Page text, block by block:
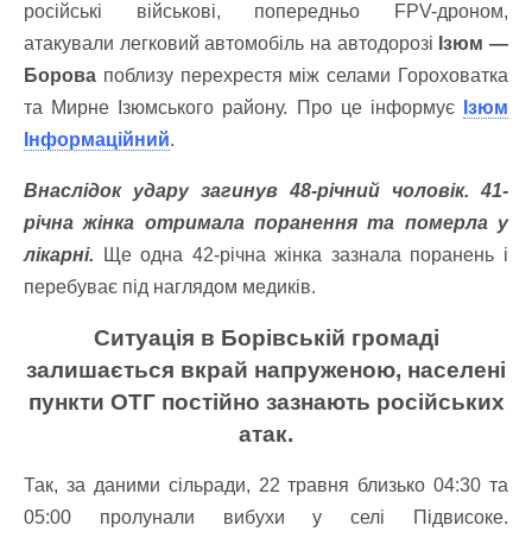
російські військові, попередньо FPV-дроном,
атакували легковий автомобіль на автодорозі Ізюм —
Борова поблизу перехрестя між селами Гороховатка
та Мирне Ізюмського району. Про це інформує
Ізюм
Інформаційний.
Внаслідок удару загинув 48-річний чоловік. 41-
річна жінка отримала поранення та померла у
лікарні. Ще одна 42-річна жінка зазнала поранень і
перебуває під наглядом медиків.
Ситуація в Борівській громаді
залишається вкрай напруженою, населені
пункти ОТГ постійно зазнають російських
атак.
Так, за даними сільради, 22 травня близько 04:30 та
05:00 пролунали вибухи у селі Підвисоке.